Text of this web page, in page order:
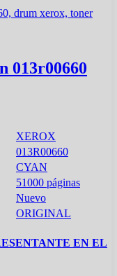
013r00660
XEROX
013R00660
CYAN
51000 páginas
Nuevo
ORIGINAL
EN EL